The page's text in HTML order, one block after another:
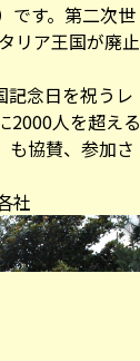
です。第二次世
リア王国が廃止
記念日を祝うレ
2000人を超える
も協賛、参加さ
社